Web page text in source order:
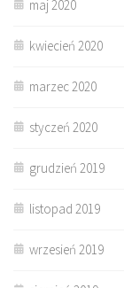
maj 2020
kwiecień 2020
marzec 2020
styczeń 2020
grudzień 2019
listopad 2019
wrzesień 2019